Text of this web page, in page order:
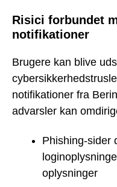
Risici forbundet
notifikationer
Brugere kan blive
notifikationer fra
advarsler kan
Phishing-sider
oplysninger